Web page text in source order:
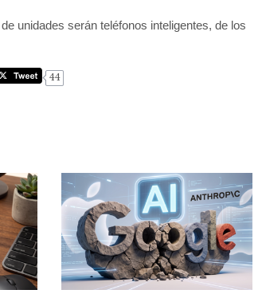
unidades serán teléfonos inteligentes, de los
44